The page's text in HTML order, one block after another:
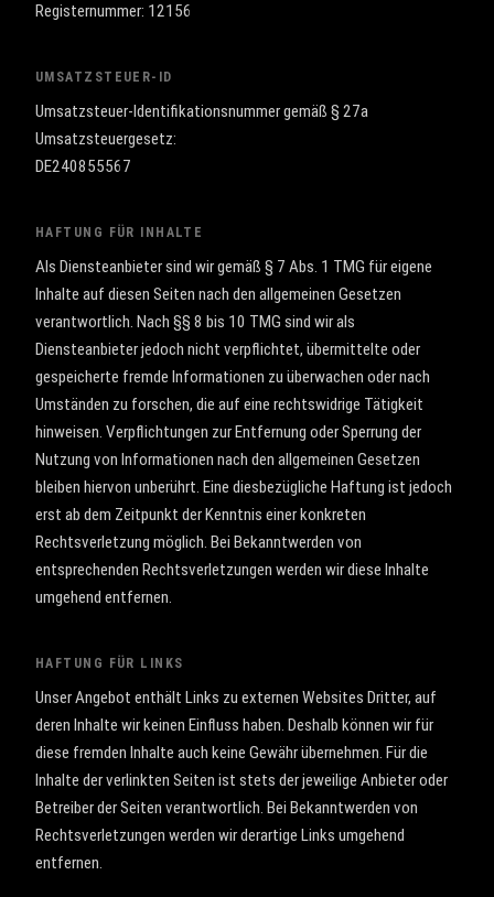
Registernummer: 12156
UMSATZSTEUER-ID
Umsatzsteuer-Identifikationsnummer gemäß § 27a
Umsatzsteuergesetz:
DE240855567
HAFTUNG FÜR INHALTE
Als Diensteanbieter sind wir gemäß § 7 Abs. 1 TMG für eigene
Inhalte auf diesen Seiten nach den allgemeinen Gesetzen
verantwortlich. Nach §§ 8 bis 10 TMG sind wir als
Diensteanbieter jedoch nicht verpflichtet, übermittelte oder
gespeicherte fremde Informationen zu überwachen oder nach
Umständen zu forschen, die auf eine rechtswidrige Tätigkeit
hinweisen. Verpflichtungen zur Entfernung oder Sperrung der
Nutzung von Informationen nach den allgemeinen Gesetzen
bleiben hiervon unberührt. Eine diesbezügliche Haftung ist jedoch
erst ab dem Zeitpunkt der Kenntnis einer konkreten
Rechtsverletzung möglich. Bei Bekanntwerden von
entsprechenden Rechtsverletzungen werden wir diese Inhalte
umgehend entfernen.
HAFTUNG FÜR LINKS
Unser Angebot enthält Links zu externen Websites Dritter, auf
deren Inhalte wir keinen Einfluss haben. Deshalb können wir für
diese fremden Inhalte auch keine Gewähr übernehmen. Für die
Inhalte der verlinkten Seiten ist stets der jeweilige Anbieter oder
Betreiber der Seiten verantwortlich. Bei Bekanntwerden von
Rechtsverletzungen werden wir derartige Links umgehend
entfernen.